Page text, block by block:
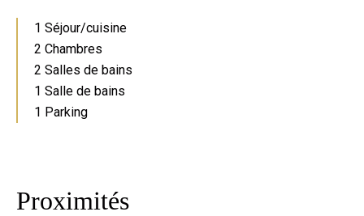
1 Séjour/cuisine
2 Chambres
2 Salles de bains
1 Salle de bains
1 Parking
Proximités